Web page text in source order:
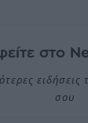
στο
σου